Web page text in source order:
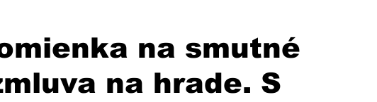
na smutné
na hrade. S